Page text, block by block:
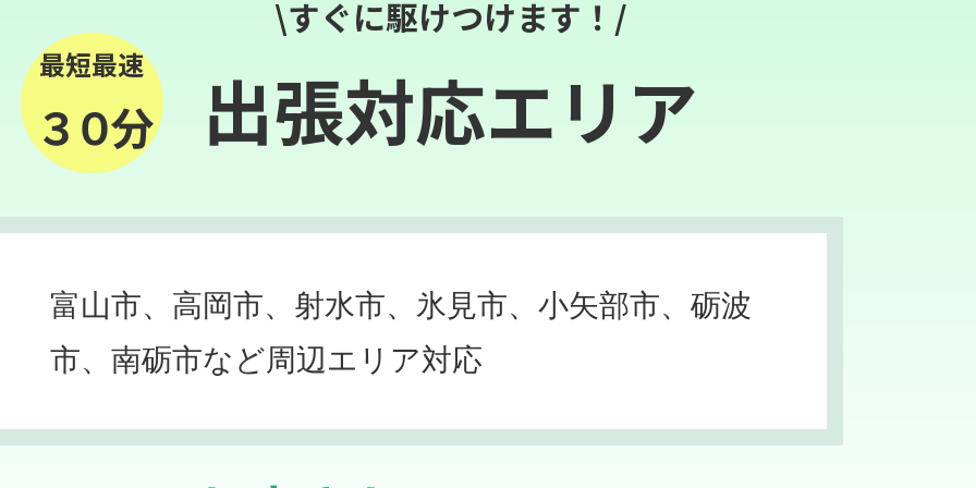
最短最速
３０分
\すぐに駆けつけます！/
出張対応エリア
富山市、高岡市、射水市、氷見市、小矢部市、砺波
市、南砺市など周辺エリア対応